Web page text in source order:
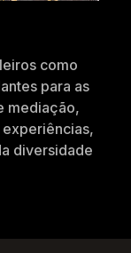
como
para as
mediação,
diversidade